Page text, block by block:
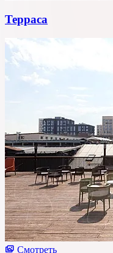
Терраса
Смотреть